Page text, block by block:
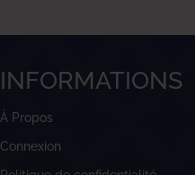
INFORMATIONS
À Propos
Connexion